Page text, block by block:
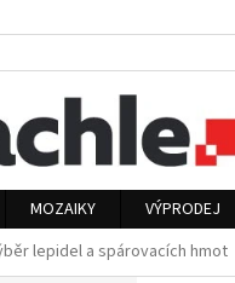
MOZAIKY VÝPRODEJ
lepidel a spárovacích hmot